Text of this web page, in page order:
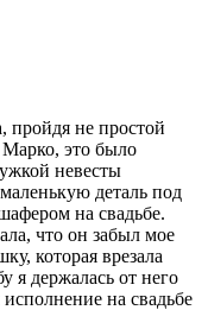
не простой
Марко, это было
невесты
деталь под
на свадьбе.
что он забыл мое
которая врезала
я держалась от него
на свадьбе